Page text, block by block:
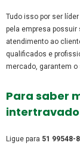
Tudo isso por ser
pela empresa possuir
atendimento ao
qualificados e
mercado, garantem o
Para saber
Ligue para 51 99548-